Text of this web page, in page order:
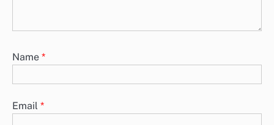
Name *
Email *